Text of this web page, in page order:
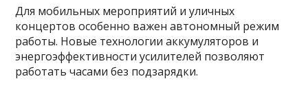
Для мобильных мероприятий и уличных
концертов особенно важен автономный режим
работы. Новые технологии аккумуляторов и
энергоэффективности усилителей позволяют
работать часами без подзарядки.